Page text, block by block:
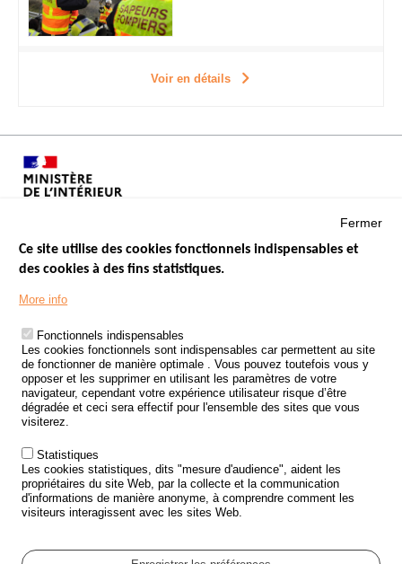
Voir en détails
Menu
Footer
LES SITES PUBLICS
ÉTAT DE L’INSÉCURITÉ ROUTIÈRE
TRAITEMENT DES DONNÉES PERSONNELLES DES ACCIDENTS DE
LA ROUTE
ETUDES ET RECHERCHES
APPEL À PROJETS
POLITIQUE DE SÉCURITÉ ROUTIÈRE
Outils
AGENDA
GLOSSAIRE
Fermer
Ce site utilise des cookies fonctionnels indispensables et
des cookies à des fins statistiques.
More info
Fonctionnels indispensables
Les cookies fonctionnels sont indispensables car permettent au site
de fonctionner de manière optimale . Vous pouvez toutefois vous y
opposer et les supprimer en utilisant les paramètres de votre
navigateur, cependant votre expérience utilisateur risque d’être
dégradée et ceci sera effectif pour l'ensemble des sites que vous
visiterez.
Statistiques
Les cookies statistiques, dits "mesure d'audience", aident les
propriétaires du site Web, par la collecte et la communication
d'informations de manière anonyme, à comprendre comment les
visiteurs interagissent avec les sites Web.